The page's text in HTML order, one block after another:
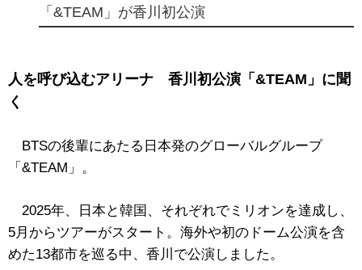
「&TEAM」が香川初公演
人を呼び込むアリーナ 香川初公演「&TEAM」に聞
く
BTSの後輩にあたる日本発のグローバルグループ
「&TEAM」。
2025年、日本と韓国、それぞれでミリオンを達成し、
5月からツアーがスタート。海外や初のドーム公演を含
めた13都市を巡る中、香川で公演しました。